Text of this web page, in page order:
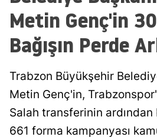
Metin Genç'in
Bağışın Perde
Trabzon Büyükşehir
Metin Genç'in,
Salah transferinin ardından
661 forma kampanyası